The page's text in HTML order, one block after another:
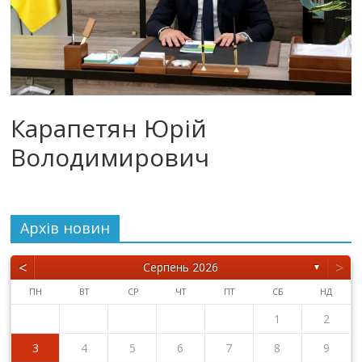
Карапетян Юрій
Володимирович
Архiв новин
< Серпень 2026 ▼ >
ПН ВТ СР ЧТ ПТ СБ НД
1
2
3
4 5 6 7 8
9